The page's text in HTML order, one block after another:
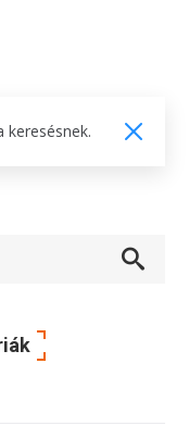
keresésnek.